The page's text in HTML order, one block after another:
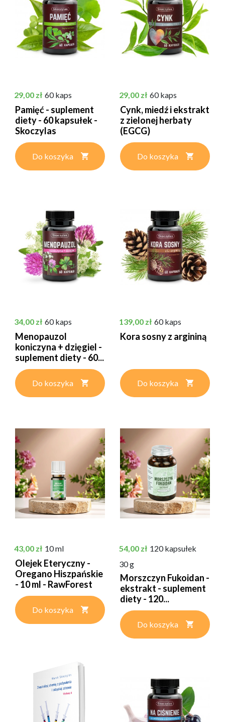
Cena
29,00 zł 60 kaps
Pamięć - suplement
diety - 60 kapsułek -
Skoczylas
Do koszyka
Cena
29,00 zł 60 kaps
Cynk, miedź i ekstrakt
z zielonej herbaty
(EGCG)
Do koszyka
Cena
34,00 zł 60 kaps
Menopauzol
koniczyna + dzięgiel -
suplement diety - 60...
Do koszyka
Cena
139,00 zł 60 kaps
Kora sosny z argininą
Do koszyka
Cena
43,00 zł 10 ml
Olejek Eteryczny -
Oregano Hiszpańskie
- 10 ml - RawForest
Do koszyka
Cena
54,00 zł 120 kapsułek
30 g
Morszczyn Fukoidan -
ekstrakt - suplement
diety - 120...
Do koszyka